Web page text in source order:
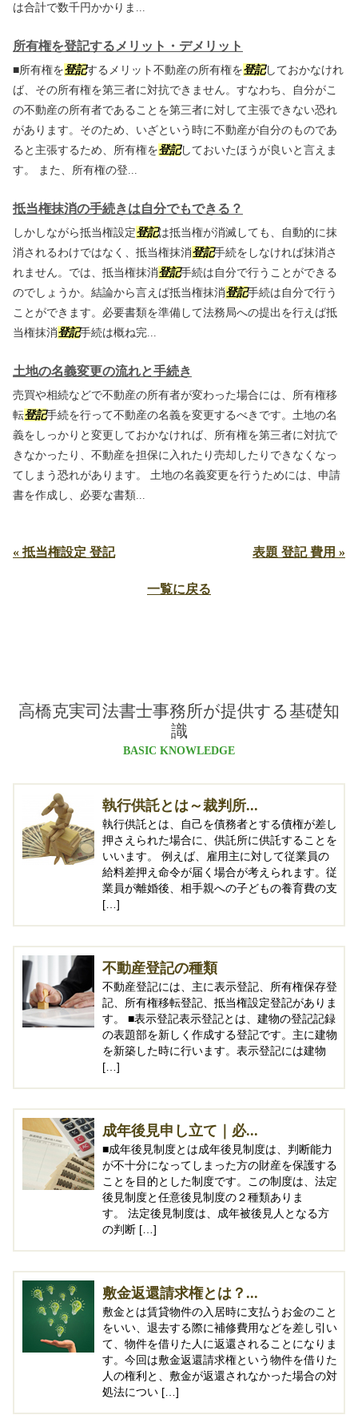
は合計で数千円かかりま...
所有権を登記するメリット・デメリット
■所有権を登記するメリット不動産の所有権を登記しておかなけれ
ば、その所有権を第三者に対抗できません。すなわち、自分がこ
の不動産の所有者であることを第三者に対して主張できない恐れ
があります。そのため、いざという時に不動産が自分のものであ
ると主張するため、所有権を登記しておいたほうが良いと言えま
す。 また、所有権の登...
抵当権抹消の手続きは自分でもできる？
しかしながら抵当権設定登記は抵当権が消滅しても、自動的に抹
消されるわけではなく、抵当権抹消登記手続をしなければ抹消さ
れません。では、抵当権抹消登記手続は自分で行うことができる
のでしょうか。結論から言えば抵当権抹消登記手続は自分で行う
ことができます。必要書類を準備して法務局への提出を行えば抵
当権抹消登記手続は概ね完...
土地の名義変更の流れと手続き
売買や相続などで不動産の所有者が変わった場合には、所有権移
転登記手続を行って不動産の名義を変更するべきです。土地の名
義をしっかりと変更しておかなければ、所有権を第三者に対抗で
きなかったり、不動産を担保に入れたり売却したりできなくなっ
てしまう恐れがあります。 土地の名義変更を行うためには、申請
書を作成し、必要な書類...
« 抵当権設定 登記 表題 登記 費用 »
一覧に戻る
高橋克実司法書士事務所が提供する基礎知
識
BASIC KNOWLEDGE
執行供託とは～裁判所...
執行供託とは、自己を債務者とする債権が差し
押さえられた場合に、供託所に供託することを
いいます。 例えば、雇用主に対して従業員の
給料差押え命令が届く場合が考えられます。従
業員が離婚後、相手親への子どもの養育費の支
[…]
不動産登記の種類
不動産登記には、主に表示登記、所有権保存登
記、所有権移転登記、抵当権設定登記がありま
す。 ■表示登記表示登記とは、建物の登記記録
の表題部を新しく作成する登記です。主に建物
を新築した時に行います。表示登記には建物
[…]
成年後見申し立て｜必...
■成年後見制度とは成年後見制度は、判断能力
が不十分になってしまった方の財産を保護する
ことを目的とした制度です。この制度は、法定
後見制度と任意後見制度の２種類ありま
す。 法定後見制度は、成年被後見人となる方
の判断 […]
敷金返還請求権とは？...
敷金とは賃貸物件の入居時に支払うお金のこと
をいい、退去する際に補修費用などを差し引い
て、物件を借りた人に返還されることになりま
す。今回は敷金返還請求権という物件を借りた
人の権利と、敷金が返還されなかった場合の対
処法につい […]